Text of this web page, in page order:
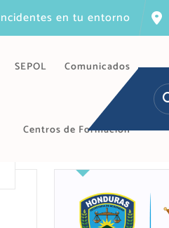
en tu entorno
SEPOL Comunicados
Centros de Formación